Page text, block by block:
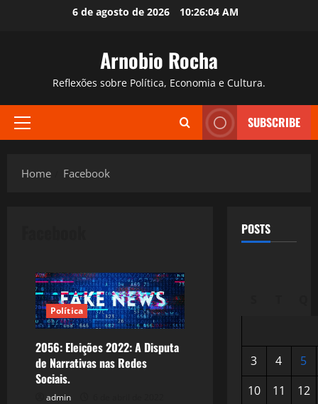
6 de agosto de 2026 10:26:05 AM
Arnobio Rocha
Reflexões sobre Política, Economia e Cultura.
Primary
SUBSCRIBE
Home Facebook
Política
2056: Eleições 2022: A Disputa
de Narrativas nas Redes
Sociais.
admin
POSTS
3 4
5
10
11
12